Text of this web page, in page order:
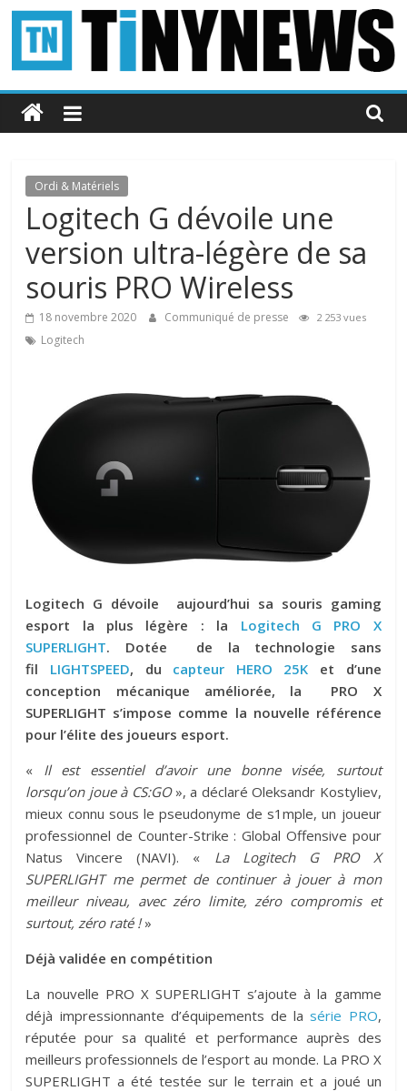
Passer
contenu
Tinynews
Le
belge
connecté
Ordi & Matériels
Logitech G dévoile une
version ultra-légère de sa
souris PRO Wireless
18 novembre 2020 Communiqué de presse 2 253 vues
Logitech
Logitech G dévoile aujourd’hui sa souris gaming
esport la plus légère : la Logitech G PRO X
SUPERLIGHT. Dotée de la technologie sans
fil LIGHTSPEED, du capteur HERO 25K et d’une
conception mécanique améliorée, la PRO X
SUPERLIGHT s’impose comme la nouvelle référence
pour l’élite des joueurs esport.
« Il est essentiel d’avoir une bonne visée, surtout
lorsqu’on joue à CS:GO», a déclaré Oleksandr Kostyliev,
mieux connu sous le pseudonyme de s1mple, un joueur
professionnel de Counter-Strike : Global Offensive pour
Natus Vincere (NAVI). « La Logitech G PRO X
SUPERLIGHT me permet de continuer à jouer à mon
meilleur niveau, avec zéro limite, zéro compromis et
surtout, zéro raté !»
Déjà validée en compétition
La nouvelle PRO X SUPERLIGHT s’ajoute à la gamme
déjà impressionnante d’équipements de lasérie PRO,
réputée pour sa qualité et performance auprès des
meilleurs professionnels de l’esport au monde. La PRO X
SUPERLIGHT a été testée sur le terrain et a joué un